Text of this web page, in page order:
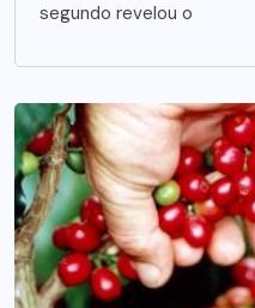
segundo revelou o